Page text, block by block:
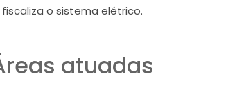
fiscaliza o sistema elétrico.
atuadas